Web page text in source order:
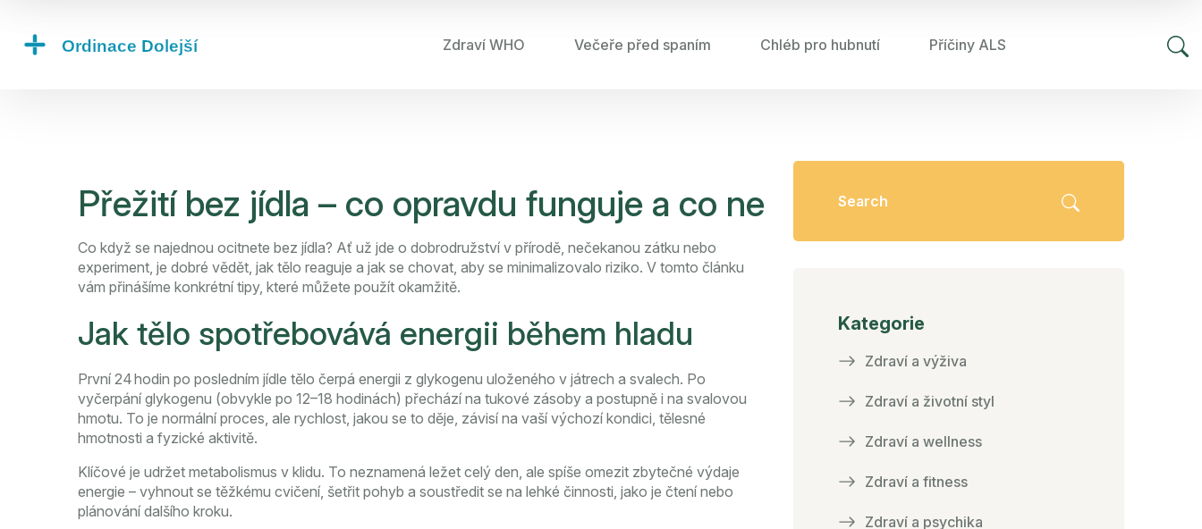
Zdraví WHO Večeře před spaním Chléb pro hubnutí Příčiny ALS
Přežití bez jídla – co opravdu funguje a co ne
Co když se najednou ocitnete bez jídla? Ať už jde o dobrodružství v přírodě, nečekanou zátku nebo
experiment, je dobré vědět, jak tělo reaguje a jak se chovat, aby se minimalizovalo riziko. V tomto článku
vám přinášíme konkrétní tipy, které můžete použít okamžitě.
Jak tělo spotřebovává energii během hladu
První 24 hodin po posledním jídle tělo čerpá energii z glykogenu uloženého v játrech a svalech. Po
vyčerpání glykogenu (obvykle po 12–18 hodinách) přechází na tukové zásoby a postupně i na svalovou
hmotu. To je normální proces, ale rychlost, jakou se to děje, závisí na vaší výchozí kondici, tělesné
hmotnosti a fyzické aktivitě.
Klíčové je udržet metabolismus v klidu. To neznamená ležet celý den, ale spíše omezit zbytečné výdaje
energie – vyhnout se těžkému cvičení, šetřit pohyb a soustředit se na lehké činnosti, jako je čtení nebo
plánování dalšího kroku.
Kategorie
Zdraví a výživa
Zdraví a životní styl
Zdraví a wellness
Zdraví a fitness
Zdraví a psychika